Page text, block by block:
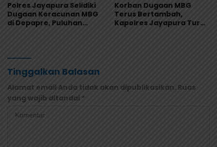
Polres Jayapura Selidiki
Dugaan Keracunan MBG
di Depapre, Puluhan
Korban Dugaan MBG
Terus Bertambah,
Kapolres Jayapura Turun
Tinggalkan Balasan
Alamat email Anda tidak akan dipublikasikan. Ruas
yang wajib ditandai *